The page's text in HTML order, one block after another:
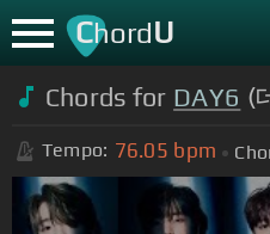
ChordU
Chords for DAY6 (
Tempo: 76.05 bpm